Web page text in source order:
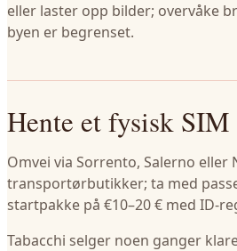
eller laster opp bilder; overvåke
byen er begrenset.
Hente et fysisk SIM
Omvei via Sorrento, Salerno eller
transportørbutikker; ta med
startpakke på €10–20 € med ID-
Tabacchi selger noen ganger